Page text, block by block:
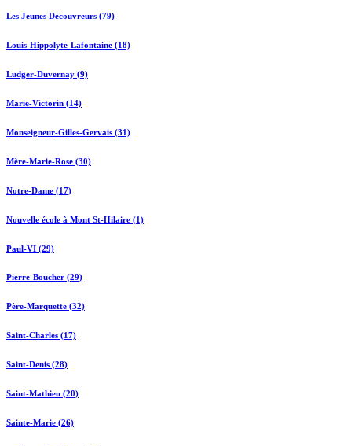
Les Jeunes Découvreurs (79)
Louis-Hippolyte-Lafontaine (18)
Ludger-Duvernay (9)
Marie-Victorin (14)
Monseigneur-Gilles-Gervais (31)
Mère-Marie-Rose (30)
Notre-Dame (17)
Nouvelle école à Mont St-Hilaire (1)
Paul-VI (29)
Pierre-Boucher (29)
Père-Marquette (32)
Saint-Charles (17)
Saint-Denis (28)
Saint-Mathieu (20)
Sainte-Marie (26)